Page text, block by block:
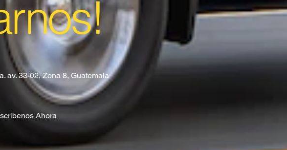
av. 33-02, Zona 8, Guatemala
Ahora